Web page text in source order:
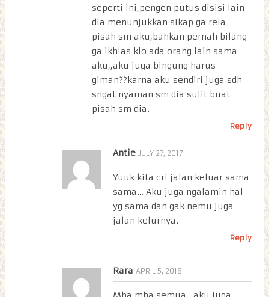
seperti ini,pengen putus disisi lain
dia menunjukkan sikap ga rela
pisah sm aku,bahkan pernah bilang
ga ikhlas klo ada orang lain sama
aku,,aku juga bingung harus
giman??karna aku sendiri juga sdh
sngat nyaman sm dia sulit buat
pisah sm dia.
Reply
Antie JULY 27, 2017
Yuuk kita cri jalan keluar sama
sama… Aku juga ngalamin hal
yg sama dan gak nemu juga
jalan kelurnya.
Reply
Rara APRIL 5, 2018